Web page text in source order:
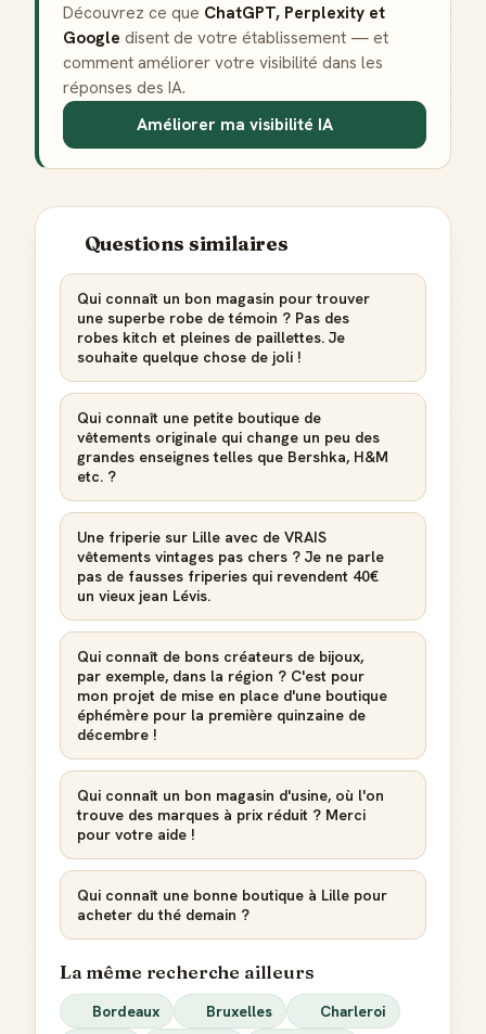
Découvrez ce que ChatGPT, Perplexity et
Google disent de votre établissement — et
comment améliorer votre visibilité dans les
réponses des IA.
Améliorer ma visibilité IA
Questions similaires
Qui connaît un bon magasin pour trouver
une superbe robe de témoin ? Pas des
robes kitch et pleines de paillettes. Je
souhaite quelque chose de joli !
Qui connaît une petite boutique de
vêtements originale qui change un peu des
grandes enseignes telles que Bershka, H&M
etc. ?
Une friperie sur Lille avec de VRAIS
vêtements vintages pas chers ? Je ne parle
pas de fausses friperies qui revendent 40€
un vieux jean Lévis.
Qui connaît de bons créateurs de bijoux,
par exemple, dans la région ? C'est pour
mon projet de mise en place d'une boutique
éphémère pour la première quinzaine de
décembre !
Qui connaît un bon magasin d'usine, où l'on
trouve des marques à prix réduit ? Merci
pour votre aide !
Qui connaît une bonne boutique à Lille pour
acheter du thé demain ?
La même recherche ailleurs
Bordeaux Bruxelles
Charleroi